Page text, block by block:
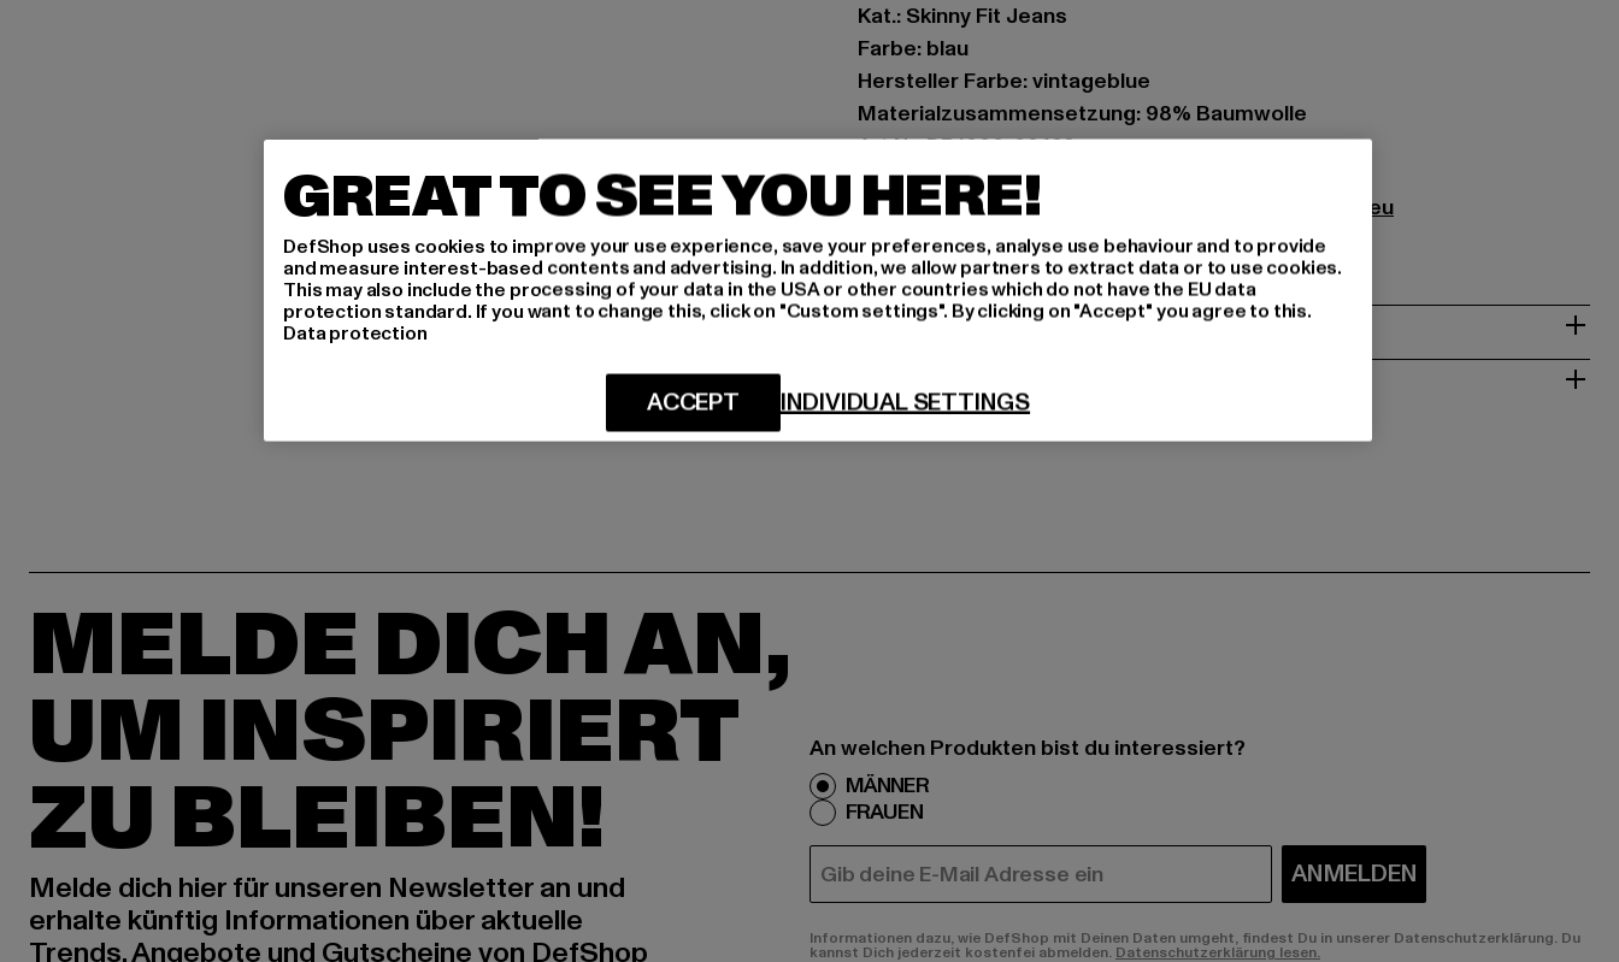
Kat.: Skinny Fit Jeans
Farbe: blau
Hersteller Farbe: vintageblue
Materialzusammensetzung: 98% Baumwolle
Art.Nr: DP1000-02428
Hersteller: Denim Project Aps |
info@denimproject.eu
Jægergaardsgade 156G | 8000 Aarhus C | DK
GRÖSSE & PASSFORM
MELDE DICH AN,
UM INSPIRIERT
ZU BLEIBEN!
Melde dich hier für unseren Newsletter an und
erhalte künftig Informationen über aktuelle
Trends, Angebote und Gutscheine von DefShop
An welchen Produkten bist du interessiert?
MÄNNER
FRAUEN
E-MAIL ANMELDEN
Informationen dazu, wie DefShop mit Deinen Daten umgeht, findest Du in unserer Datenschutzerklärung. Du
kannst Dich jederzeit kostenfei abmelden. Datenschutzerklärung lesen.
GREAT TO SEE YOU HERE!
DefShop uses cookies to improve your use experience, save your preferences, analyse use behaviour and to provide
and measure interest-based contents and advertising. In addition, we allow partners to extract data or to use cookies.
This may also include the processing of your data in the USA or other countries which do not have the EU data
protection standard. If you want to change this, click on "Custom settings". By clicking on "Accept" you agree to this.
Data protection
INDIVIDUAL SETTINGS
ACCEPT